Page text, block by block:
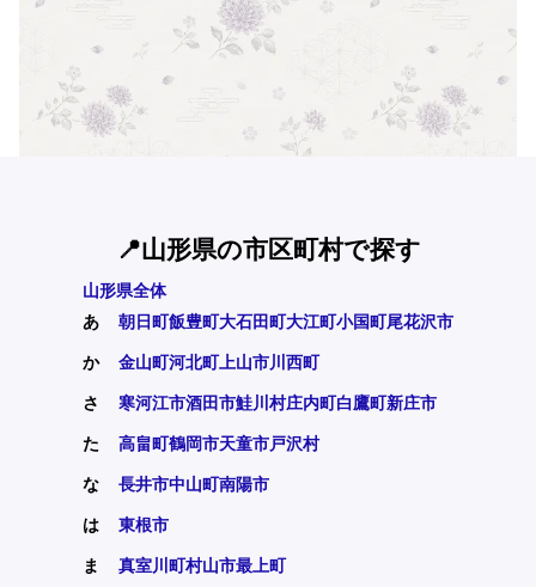
📍山形県の市区町村で探す
山形県全体
あ
朝日町飯豊町大石田町大江町小国町尾花沢市
か 金山町河北町上山市川西町
さ 寒河江市酒田市鮭川村庄内町白鷹町新庄市
た 高畠町鶴岡市天童市戸沢村
な 長井市中山町南陽市
は 東根市
ま 真室川町村山市最上町